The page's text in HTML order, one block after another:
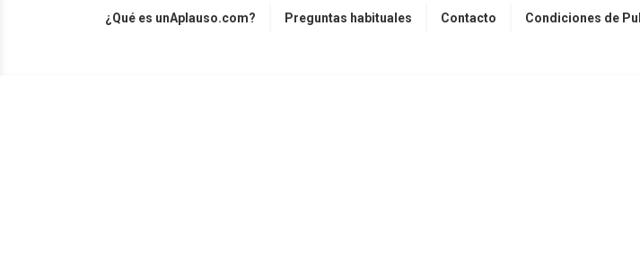
¿Qué es unAplauso.com? Preguntas habituales Contacto Condiciones de